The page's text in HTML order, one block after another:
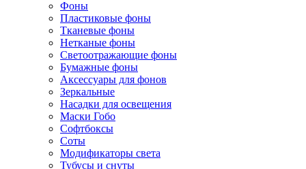
Фоны
Пластиковые фоны
Тканевые фоны
Нетканые фоны
Светоотражающие фоны
Бумажные фоны
Аксессуары для фонов
Зеркальные
Насадки для освещения
Маски Гобо
Софтбоксы
Соты
Модификаторы света
Тубусы и снуты